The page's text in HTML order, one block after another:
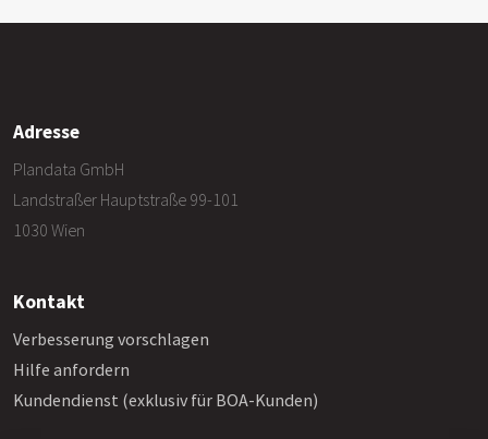
Adresse
Plandata GmbH
Landstraßer Hauptstraße 99-101
1030 Wien
Kontakt
Verbesserung vorschlagen
Hilfe anfordern
Kundendienst (exklusiv für BOA-Kunden)